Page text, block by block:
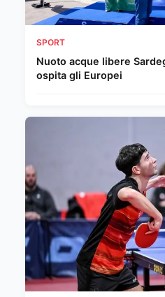
SPORT
Nuoto acque libere
ospita gli Europei